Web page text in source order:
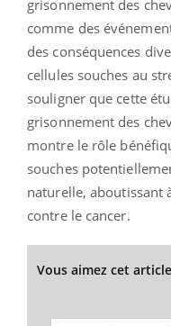
grisonnement des
comme des
des conséquences
cellules souches au
souligner que cette
grisonnement des
montre le rôle
souches
naturelle, aboutissant
contre le cancer.
Vous aimez cet